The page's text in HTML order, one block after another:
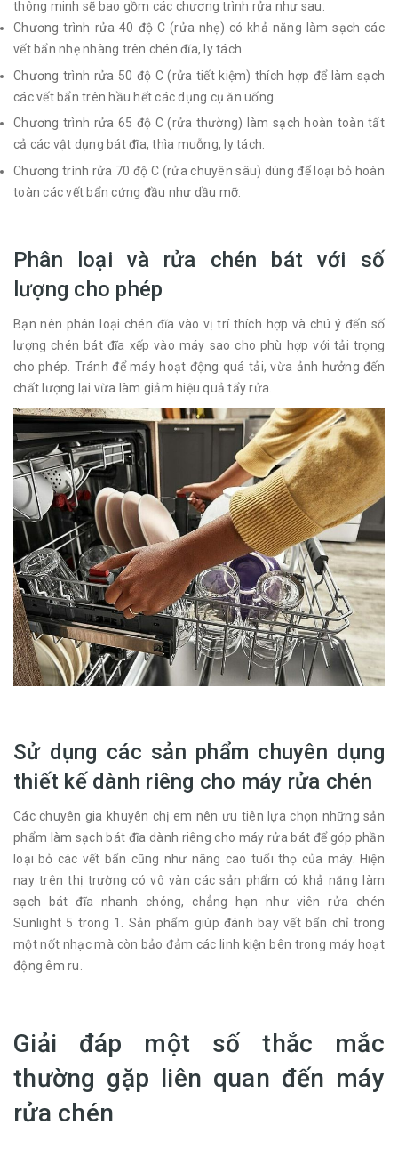
thông minh sẽ bao gồm các chương trình rửa như sau:
Chương trình rửa 40 độ C (rửa nhẹ) có khả năng làm sạch các
vết bẩn nhẹ nhàng trên chén đĩa, ly tách.
Chương trình rửa 50 độ C (rửa tiết kiệm) thích hợp để làm sạch
các vết bẩn trên hầu hết các dụng cụ ăn uống.
Chương trình rửa 65 độ C (rửa thường) làm sạch hoàn toàn tất
cả các vật dụng bát đĩa, thìa muỗng, ly tách.
Chương trình rửa 70 độ C (rửa chuyên sâu) dùng để loại bỏ hoàn
toàn các vết bẩn cứng đầu như dầu mỡ.
Phân loại và rửa chén bát với số
lượng cho phép
Bạn nên phân loại chén đĩa vào vị trí thích hợp và chú ý đến số
lượng chén bát đĩa xếp vào máy sao cho phù hợp với tải trọng
cho phép. Tránh để máy hoạt động quá tải, vừa ảnh hưởng đến
chất lượng lại vừa làm giảm hiệu quả tẩy rửa.
Sử dụng các sản phẩm chuyên dụng
thiết kế dành riêng cho máy rửa chén
Các chuyên gia khuyên chị em nên ưu tiên lựa chọn những sản
phẩm làm sạch bát đĩa dành riêng cho máy rửa bát để góp phần
loại bỏ các vết bẩn cũng như nâng cao tuổi thọ của máy. Hiện
nay trên thị trường có vô vàn các sản phẩm có khả năng làm
sạch bát đĩa nhanh chóng, chẳng hạn như viên rửa chén
Sunlight 5 trong 1. Sản phẩm giúp đánh bay vết bẩn chỉ trong
một nốt nhạc mà còn bảo đảm các linh kiện bên trong máy hoạt
động êm ru.
Giải đáp một số thắc mắc
thường gặp liên quan đến máy
rửa chén